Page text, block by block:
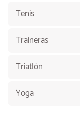
Tenis
Traineras
Triatlón
Yoga